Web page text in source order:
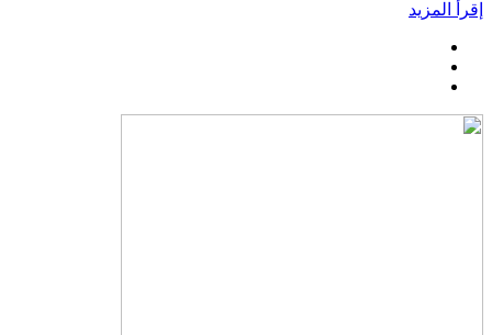
إقرأ المزيد